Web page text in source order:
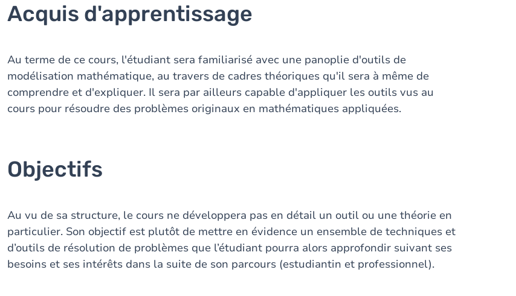
Acquis d'apprentissage
Au terme de ce cours, l'étudiant sera familiarisé avec une panoplie d'outils de
modélisation mathématique, au travers de cadres théoriques qu'il sera à même de
comprendre et d'expliquer. Il sera par ailleurs capable d'appliquer les outils vus au
cours pour résoudre des problèmes originaux en mathématiques appliquées.
Objectifs
Au vu de sa structure, le cours ne développera pas en détail un outil ou une théorie en
particulier. Son objectif est plutôt de mettre en évidence un ensemble de techniques et
d’outils de résolution de problèmes que l’étudiant pourra alors approfondir suivant ses
besoins et ses intérêts dans la suite de son parcours (estudiantin et professionnel).